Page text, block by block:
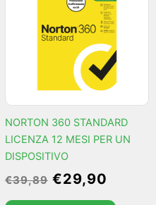
NORTON 360 STANDARD
LICENZA 12 MESI PER UN
DISPOSITIVO
€39,89
originale
era:
€39,89.
€29,90
è: